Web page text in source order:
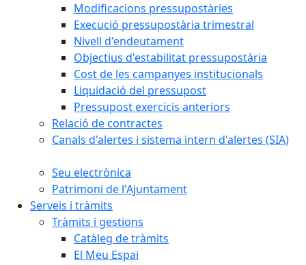
Modificacions pressupostàries
Execució pressupostària trimestral
Nivell d'endeutament
Objectius d'estabilitat pressupostària
Cost de les campanyes institucionals
Liquidació del pressupost
Pressupost exercicis anteriors
Relació de contractes
Canals d'alertes i sistema intern d'alertes (SIA)
Seu electrònica
Patrimoni de l'Ajuntament
Serveis i tràmits
Tràmits i gestions
Catàleg de tràmits
El Meu Espai